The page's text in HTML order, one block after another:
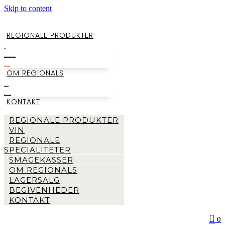
Skip to content
REGIONALE PRODUKTER
OM REGIONALS
KONTAKT
REGIONALE PRODUKTER
VIN
REGIONALE
SPECIALITETER
SMAGEKASSER
OM REGIONALS
LAGERSALG
BEGIVENHEDER
KONTAKT
0